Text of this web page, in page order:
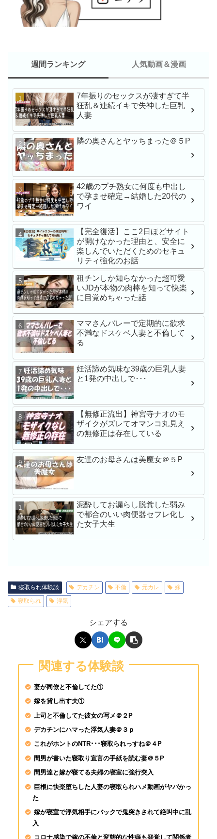
週間ランキング
7年振りのセックスが凄すぎて半
狂乱＆連続イキで失神した巨乳
人妻
隣の奥さんとヤッちまった＠５P
42歳のプチ熟女に何度も中出し
で孕ませ確定→結婚した20代の
ワイ
【完全復活】ここ2日ほどサイト
が開けなかった理由と、安全に
楽しんでいただくためのセキュ
リティ強化のお話
租チンしか知らなかった超可愛
いJDが本物の肉棒を知って快楽
に目覚めちゃった話
ママさんバレーで定期的に欲求
不満なドスケベ人妻と不倫して
る
妊活諦め気味な39歳の巨乳人妻
と1発の中出しで･･･
【無修正流出】神宮寺ナオのモ
ザイクがズレてオマンコ丸見え
の無修正は存在している
友達のお母さんは美魔女＠５P
泥酔してお漏らし脱糞した弱み
で都合のいい肉便器セフレ化し
た女子大生
人気動画＆漫画
新人NO.1 STYLE 最
瀬戸環奈AVデビュー
最強ヒロインAV初体
MFCS-149 刺激を求
Gcup元カノ あまちゅ
REC＃みき＃OL
苦手な同僚と飲み会
でワンナイト 人生最
小湊よつ葉
レが過ぎる】立場逆転
ブSEX 石川澪
【VR】【8K】矢埜愛
禁。芸能人の彼女とキ
のいちゃらぶ同棲生活
学校帰りナンパでガチ
渉 みなちゃん シロウ
出しハメ撮り 青山な
人
寝取られ体験談 デカチン 不倫 元カレ
嫁
寝取られ
浮気
シェアする
関連する体験談
妻が同僚と不倫してた①
嫁を貸し出す夫①
上司と不倫してた彼女の写メ＠２P
デカチンにハマった浮気人妻＠３ｐ
これがホントのNTR･･･寝取られっすね＠４P
間男が書いた寝取り宣言の手紙を読む妻＠５P
間男達と嫁が寝てる夫婦の寝室に強行突入
巨根に快楽堕ちした人妻の寝取られハメ動画がヤバかっ
た
嫁が寝室で浮気相手にバックで鬼突きされて絶叫中に乱
入
コロナ感染で嫁の不倫と変態的な性癖も発覚して関係者